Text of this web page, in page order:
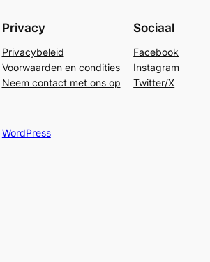
Privacy
Privacybeleid
Voorwaarden en condities
Neem contact met ons op
Sociaal
Facebook
Instagram
Twitter/X
WordPress